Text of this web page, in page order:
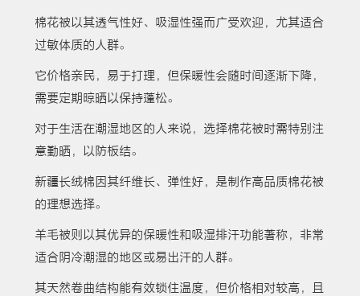
棉花被以其透气性好、吸湿性强而广受欢迎，尤其适合
过敏体质的人群。
它价格亲民，易于打理，但保暖性会随时间逐渐下降，
需要定期晾晒以保持蓬松。
对于生活在潮湿地区的人来说，选择棉花被时需特别注
意勤晒，以防板结。
新疆长绒棉因其纤维长、弹性好，是制作高品质棉花被
的理想选择。
羊毛被则以其优异的保暖性和吸湿排汗功能著称，非常
适合阴冷潮湿的地区或易出汗的人群。
其天然卷曲结构能有效锁住温度，但价格相对较高，且